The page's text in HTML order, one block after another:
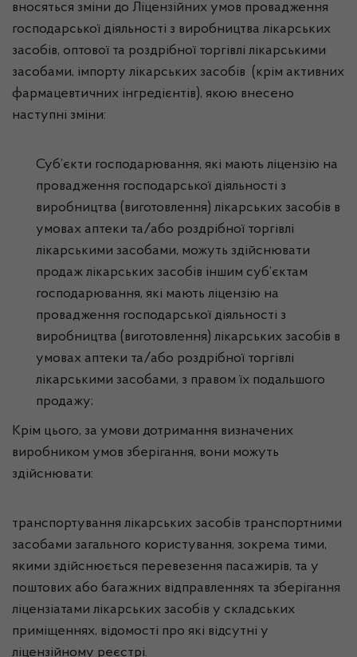
вносяться зміни до Ліцензійних умов провадження
господарської діяльності з виробництва лікарських
засобів, оптової та роздрібної торгівлі лікарськими
засобами, імпорту лікарських засобів (крім активних
фармацевтичних інгредієнтів), якою внесено
наступні зміни:
Суб’єкти господарювання, які мають ліцензію на
провадження господарської діяльності з
виробництва (виготовлення) лікарських засобів в
умовах аптеки та/або роздрібної торгівлі
лікарськими засобами, можуть здійснювати
продаж лікарських засобів іншим суб’єктам
господарювання, які мають ліцензію на
провадження господарської діяльності з
виробництва (виготовлення) лікарських засобів в
умовах аптеки та/або роздрібної торгівлі
лікарськими засобами, з правом їх подальшого
продажу;
Крім цього, за умови дотримання визначених
виробником умов зберігання, вони можуть
здійснювати:
транспортування лікарських засобів транспортними
засобами загального користування, зокрема тими,
якими здійснюється перевезення пасажирів, та у
поштових або багажних відправленнях та зберігання
ліцензіатами лікарських засобів у складських
приміщеннях, відомості про які відсутні у
ліцензійному реєстрі.